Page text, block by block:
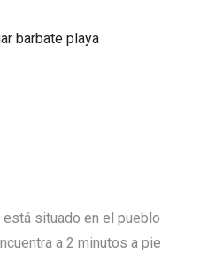
situado en el pueblo
a 2 minutos a pie